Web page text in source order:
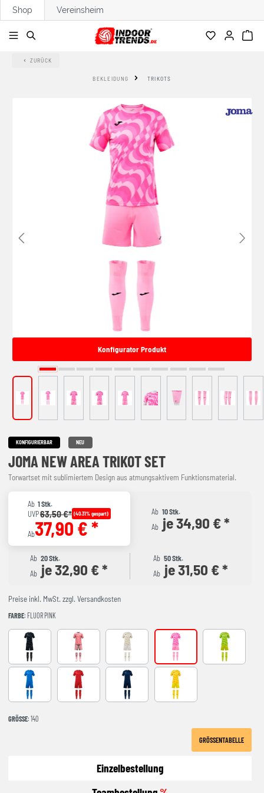
springen
Shop Vereinsheim
ZURÜCK
BEKLEIDUNG TRIKOTS
Konfigurator Produkt
KONFIGURIERBAR NEU
JOMA NEW AREA TRIKOT SET
Torwartset mit sublimiertem Design aus atmungsaktivem Funktionsmaterial.
Ab 1 Stk.
UVP63,50 €* (40.31% gespart)
Ab37,90 € *
Ab 10 Stk.
Ab je 34,90 € *
Ab 20 Stk.
Ab je 32,90 € *
Ab 50 Stk.
Ab je 31,50 € *
Preise inkl. MwSt. zzgl. Versandkosten
FARBE: FLUOR PINK
ANTHRACITE CORAL FLUOR beige FLUOR PINK GREEN
ROYAL red NAVY YELLOW
GRÖSSE : 140
GRÖSSENTABELLE
Einzelbestellung